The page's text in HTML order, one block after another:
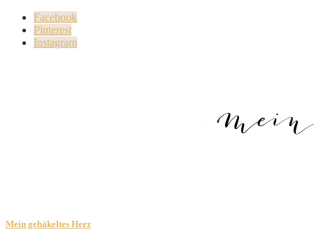
Facebook
Pinterest
Instagram
Mein gehäkeltes Herz